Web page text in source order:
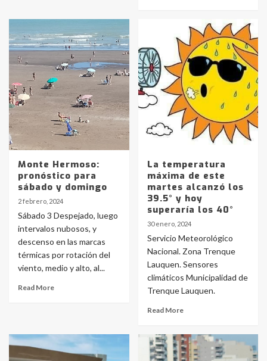
Monte Hermoso:
pronóstico para
sábado y domingo
2 febrero, 2024
Sábado 3 Despejado, luego
intervalos nubosos, y
descenso en las marcas
térmicas por rotación del
viento, medio y alto, al...
Read More
La temperatura
máxima de este
martes alcanzó los
39.5° y hoy
superaría los 40°
30 enero, 2024
Servicio Meteorológico
Nacional. Zona Trenque
Lauquen. Sensores
climáticos Municipalidad de
Trenque Lauquen.
Read More